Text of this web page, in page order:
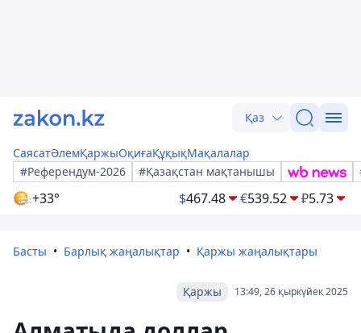
Қаз
СаясатӘлемҚаржыОқиғаҚұқықМақалалар
#Референдум-2026
#Қазақстан мақтанышы
+33° $467.48 €539.52 ₽5.73
Басты Барлық жаңалықтар Қаржы жаңалықтары
13:49, 26 қыркүйек 2025
Қаржы